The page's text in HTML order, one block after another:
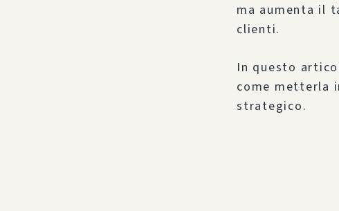
ma aumenta il
clienti.
In questo
come metterla
strategico.